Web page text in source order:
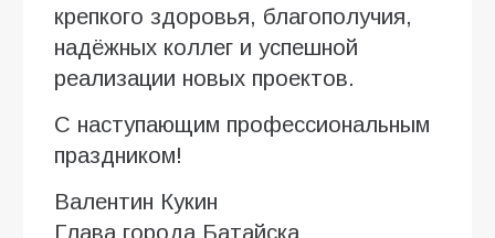
крепкого здоровья, благополучия,
надёжных коллег и успешной
реализации новых проектов.
С наступающим профессиональным
праздником!
Валентин Кукин
Глава города Батайска